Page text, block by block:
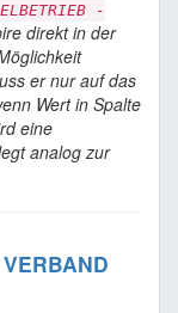
-
direkt in der
er nur auf das
Wert in Spalte
eine
analog zur